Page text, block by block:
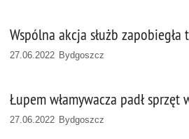
Wspólna akcja służb zapobiegła
27.06.2022 Bydgoszcz
Łupem włamywacza padł sprzęt
27.06.2022 Bydgoszcz